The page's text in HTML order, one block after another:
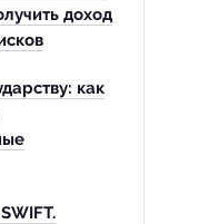
доход
как